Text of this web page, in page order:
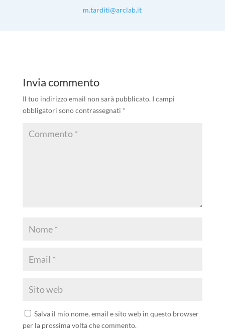
m.tarditi@arclab.it
Invia commento
Il tuo indirizzo email non sarà pubblicato. I campi
obbligatori sono contrassegnati *
Salva il mio nome, email e sito web in questo browser
per la prossima volta che commento.